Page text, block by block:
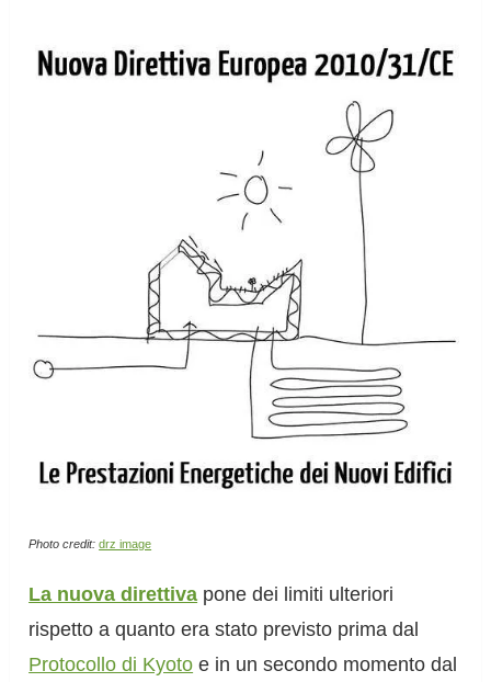
Photo credit: drz image
La nuova direttiva pone dei limiti ulteriori
rispetto a quanto era stato previsto prima dal
Protocollo di Kyoto e in un secondo momento dal